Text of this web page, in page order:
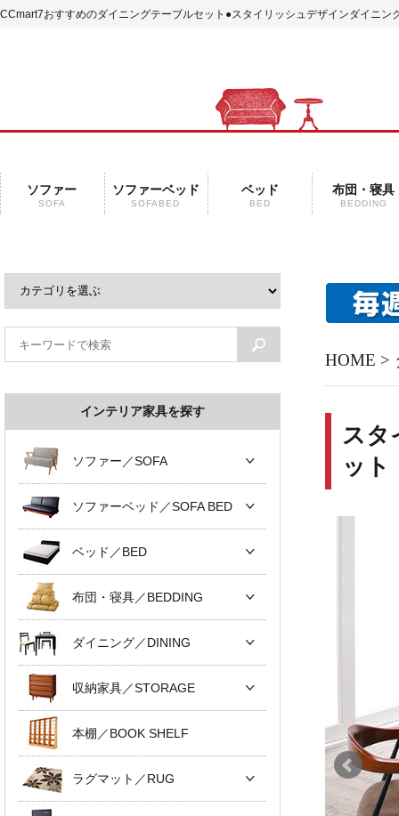
CCmart7おすすめのダイニングテーブルセット ●スタイリッシュデザインダイニン
ソファー
SOFA
ソファーベッド
SOFABED
ベッド
BED
布団・寝具
BEDDING
HOME >
スタ
ット
インテリア家具を探す
ソファー／SOFA
ソファーベッド／SOFA BED
ベッド／BED
布団・寝具／BEDDING
ダイニング／DINING
収納家具／STORAGE
本棚／BOOK SHELF
ラグマット／RUG